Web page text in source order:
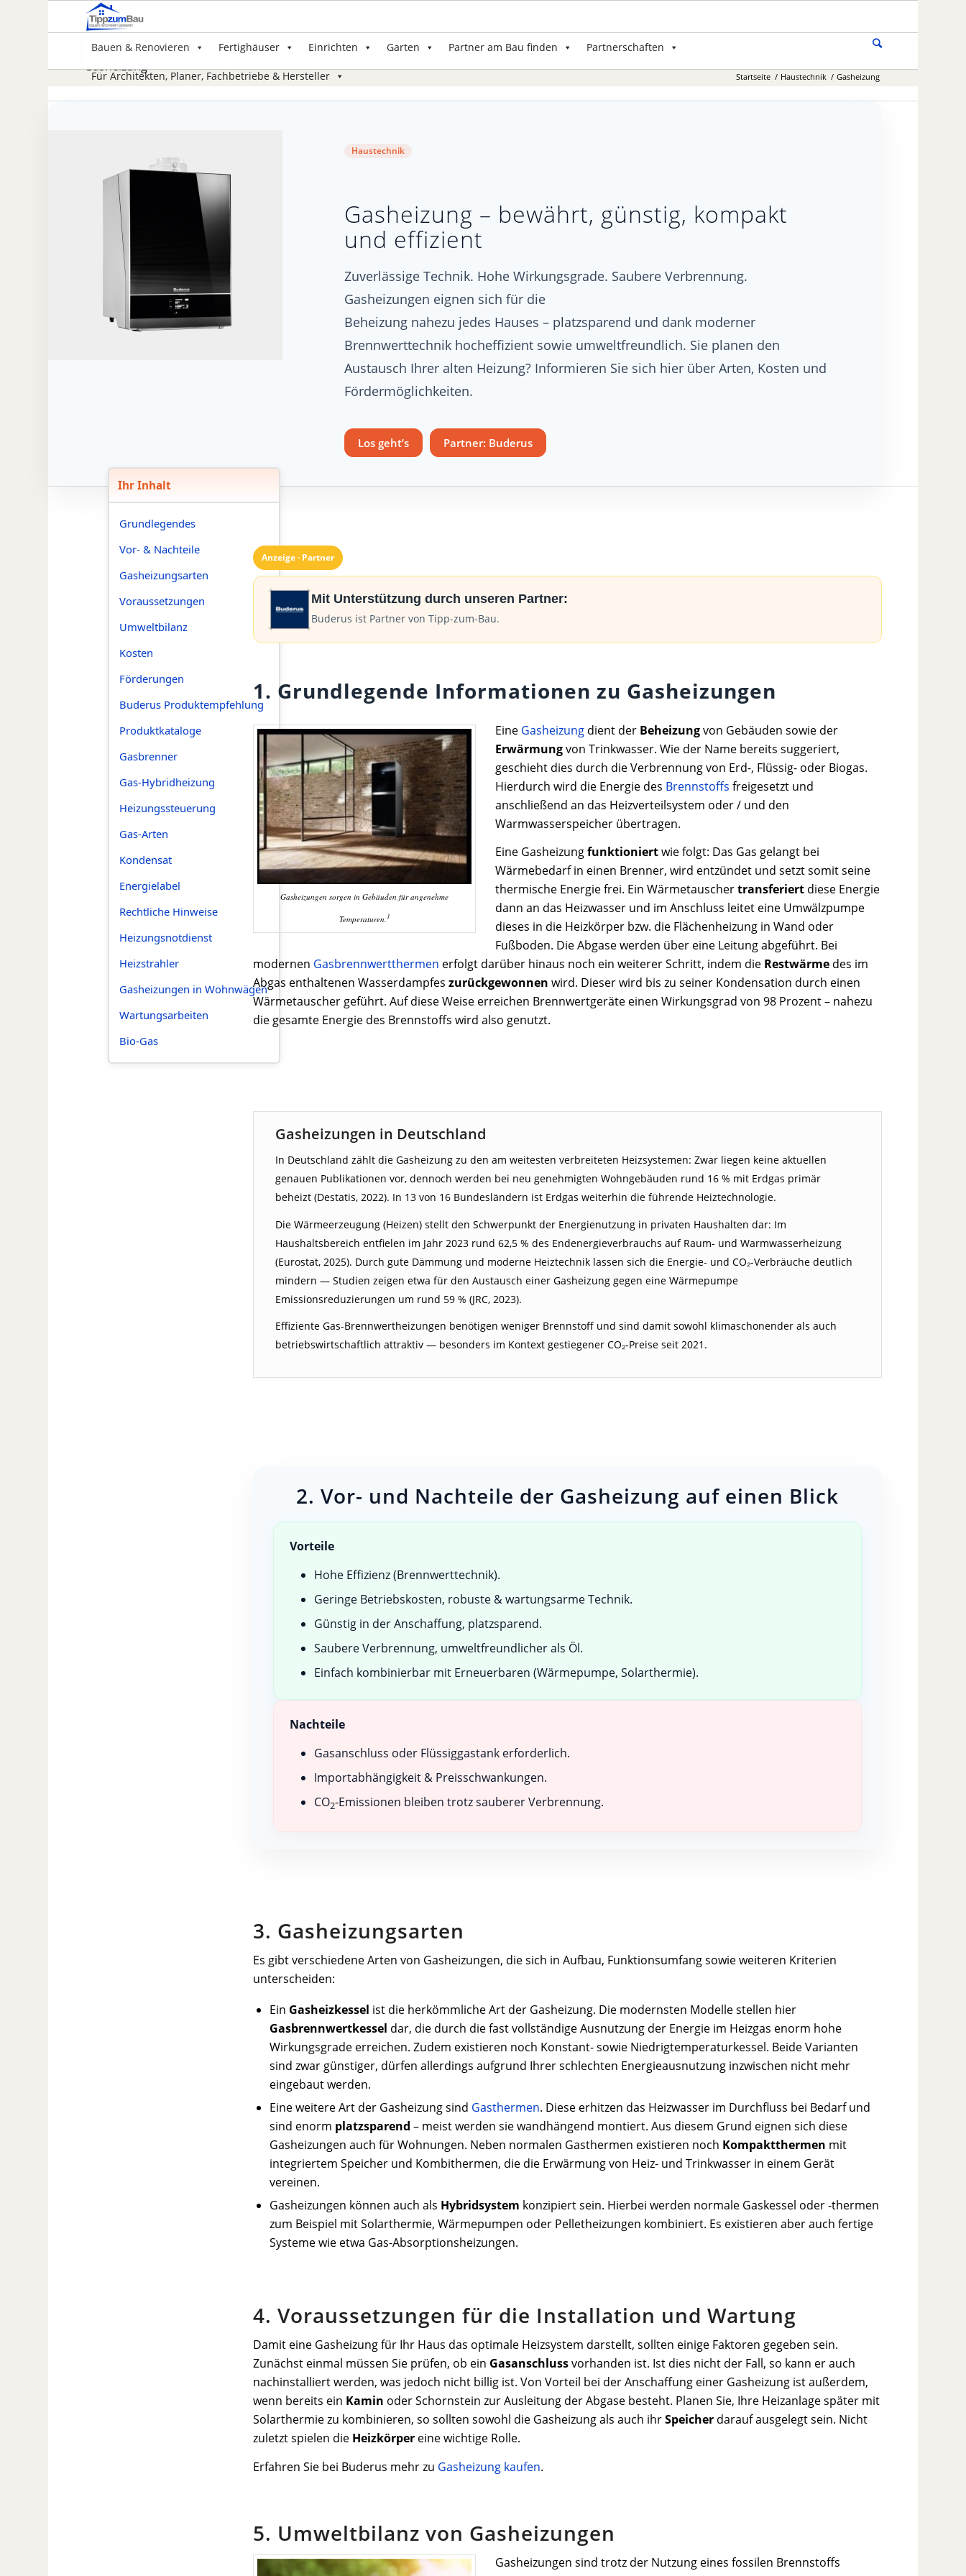
Bauen & Renovieren Fertighäuser Einrichten Garten Partner am Bau finden Partnerschaften
Für Architekten, Planer, Fachbetriebe & Hersteller
Gasheizung
Startseite / Haustechnik / Gasheizung
Haustechnik
Gasheizung – bewährt, günstig, kompakt
und effizient
Zuverlässige Technik. Hohe Wirkungsgrade. Saubere Verbrennung.
Gasheizungen eignen sich für die
Beheizung nahezu jedes Hauses – platzsparend und dank moderner
Brennwerttechnik hocheffizient sowie umweltfreundlich. Sie planen den
Austausch Ihrer alten Heizung? Informieren Sie sich hier über Arten, Kosten und
Fördermöglichkeiten.
Los geht’s Partner: Buderus
Ihr Inhalt
Grundlegendes
Vor- & Nachteile
Gasheizungsarten
Voraussetzungen
Umweltbilanz
Kosten
Förderungen
Buderus Produktempfehlung
Produktkataloge
Gasbrenner
Gas-Hybridheizung
Heizungssteuerung
Gas-Arten
Kondensat
Energielabel
Rechtliche Hinweise
Heizungsnotdienst
Heizstrahler
Gasheizungen in Wohnwägen
Wartungsarbeiten
Bio-Gas
Anzeige · Partner
Mit Unterstützung durch unseren Partner:
Buderus ist Partner von Tipp-zum-Bau.
1. Grundlegende Informationen zu Gasheizungen
Gasheizungen sorgen in Gebäuden für angenehme
Temperaturen. 1
Eine Gasheizung dient der Beheizungvon Gebäuden sowie der
Erwärmungvon Trinkwasser. Wie der Name bereits suggeriert,
geschieht dies durch die Verbrennung von Erd-, Flüssig- oder Biogas.
Hierdurch wird die Energie des Brennstoffs freigesetzt und
anschließend an das Heizverteilsystem oder / und den
Warmwasserspeicher übertragen.
Eine Gasheizungfunktioniertwie folgt: Das Gas gelangt bei
Wärmebedarf in einen Brenner, wird entzündet und setzt somit seine
thermische Energie frei. Ein Wärmetauschertransferiert diese Energie
dann an das Heizwasser und im Anschluss leitet eine Umwälzpumpe
dieses in die Heizkörper bzw. die Flächenheizung in Wand oder
Fußboden. Die Abgase werden über eine Leitung abgeführt. Bei
modernen Gasbrennwertthermen erfolgt darüber hinaus noch ein weiterer Schritt, indem die Restwärme des im
Abgas enthaltenen Wasserdampfeszurückgewonnen wird. Dieser wird bis zu seiner Kondensation durch einen
Wärmetauscher geführt. Auf diese Weise erreichen Brennwertgeräte einen Wirkungsgrad von 98 Prozent – nahezu
die gesamte Energie des Brennstoffs wird also genutzt.
Gasheizungen in Deutschland
In Deutschland zählt die Gasheizung zu den am weitesten verbreiteten Heizsystemen: Zwar liegen keine aktuellen
genauen Publikationen vor, dennoch werden bei neu genehmigten Wohngebäuden rund 16 % mit Erdgas primär
beheizt (Destatis, 2022). In 13 von 16 Bundesländern ist Erdgas weiterhin die führende Heiztechnologie.
Die Wärmeerzeugung (Heizen) stellt den Schwerpunkt der Energienutzung in privaten Haushalten dar: Im
Haushaltsbereich entfielen im Jahr 2023 rund 62,5 % des Endenergieverbrauchs auf Raum- und Warmwasserheizung
(Eurostat, 2025). Durch gute Dämmung und moderne Heiztechnik lassen sich die Energie- und CO₂-Verbräuche deutlich
mindern — Studien zeigen etwa für den Austausch einer Gasheizung gegen eine Wärmepumpe
Emissionsreduzierungen um rund 59 % (JRC, 2023).
Effiziente Gas-Brennwertheizungen benötigen weniger Brennstoff und sind damit sowohl klimaschonender als auch
betriebswirtschaftlich attraktiv — besonders im Kontext gestiegener CO₂-Preise seit 2021.
2. Vor- und Nachteile der Gasheizung auf einen Blick
Vorteile
Hohe Effizienz (Brennwerttechnik).
Geringe Betriebskosten, robuste & wartungsarme Technik.
Günstig in der Anschaffung, platzsparend.
Saubere Verbrennung, umweltfreundlicher als Öl.
Einfach kombinierbar mit Erneuerbaren (Wärmepumpe, Solarthermie).
Nachteile
Gasanschluss oder Flüssiggastank erforderlich.
Importabhängigkeit & Preisschwankungen.
CO2-Emissionen bleiben trotz sauberer Verbrennung.
3. Gasheizungsarten
Es gibt verschiedene Arten von Gasheizungen, die sich in Aufbau, Funktionsumfang sowie weiteren Kriterien
unterscheiden:
Ein Gasheizkessel ist die herkömmliche Art der Gasheizung. Die modernsten Modelle stellen hier
Gasbrennwertkessel dar, die durch die fast vollständige Ausnutzung der Energie im Heizgas enorm hohe
Wirkungsgrade erreichen. Zudem existieren noch Konstant- sowie Niedrigtemperaturkessel. Beide Varianten
sind zwar günstiger, dürfen allerdings aufgrund Ihrer schlechten Energieausnutzung inzwischen nicht mehr
eingebaut werden.
Eine weitere Art der Gasheizung sind Gasthermen. Diese erhitzen das Heizwasser im Durchfluss bei Bedarf und
sind enorm platzsparend – meist werden sie wandhängend montiert. Aus diesem Grund eignen sich diese
Gasheizungen auch für Wohnungen. Neben normalen Gasthermen existieren noch Kompaktthermen mit
integriertem Speicher und Kombithermen, die die Erwärmung von Heiz- und Trinkwasser in einem Gerät
vereinen.
Gasheizungen können auch als Hybridsystem konzipiert sein. Hierbei werden normale Gaskessel oder -thermen
zum Beispiel mit Solarthermie, Wärmepumpen oder Pelletheizungen kombiniert. Es existieren aber auch fertige
Systeme wie etwa Gas-Absorptionsheizungen.
4. Voraussetzungen für die Installation und Wartung
Damit eine Gasheizung für Ihr Haus das optimale Heizsystem darstellt, sollten einige Faktoren gegeben sein.
Zunächst einmal müssen Sie prüfen, ob ein Gasanschlussvorhanden ist. Ist dies nicht der Fall, so kann er auch
nachinstalliert werden, was jedoch nicht billig ist. Von Vorteil bei der Anschaffung einer Gasheizung ist außerdem,
wenn bereits ein Kamin oder Schornstein zur Ausleitung der Abgase besteht. Planen Sie, Ihre Heizanlage später mit
Solarthermie zu kombinieren, so sollten sowohl die Gasheizung als auch ihrSpeicher darauf ausgelegt sein. Nicht
zuletzt spielen die Heizkörper eine wichtige Rolle.
Erfahren Sie bei Buderus mehr zu Gasheizung kaufen.
5. Umweltbilanz von Gasheizungen
Gasheizungen sind trotz der Nutzung eines fossilen Brennstoffs